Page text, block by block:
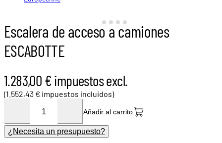
Escalera de acceso a camiones
ESCABOTTE
1.283,00 € impuestos excl.
(1.552,43 € impuestos incluidos)
Añadir al carrito
¿Necesita un presupuesto?